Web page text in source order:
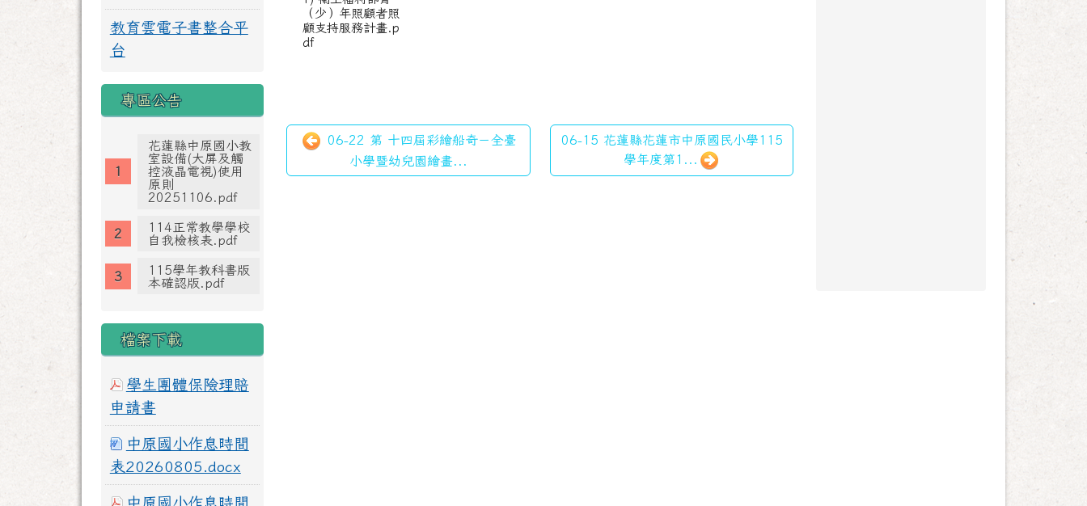
教育雲電子書整合平
台
專區公告
花蓮縣中原國小教
室設備(大屏及觸
控液晶電視)使用
原則
20251106.pdf
114正常教學學校
自我檢核表.pdf
115學年教科書版
本確認版.pdf
檔案下載
學生團體保險理賠
申請書
中原國小作息時間
表20260805.docx
中原國小作息時間
（少）年照顧者照
顧支持服務計畫.p
df
06-22 第 十四屆彩繪船奇－全臺
小學暨幼兒園繪畫...
06-15 花蓮縣花蓮市中原國民小學115
學年度第1...